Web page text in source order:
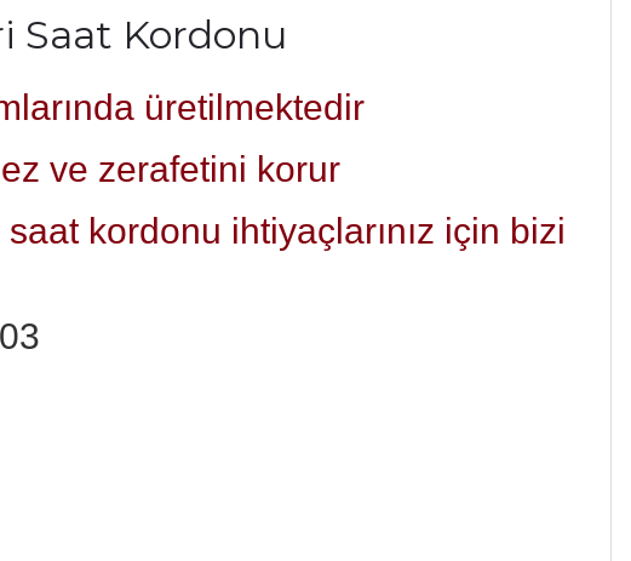
Saat Kordonu
üretilmektedir
ve zerafetini korur
kordonu ihtiyaçlarınız için bizi